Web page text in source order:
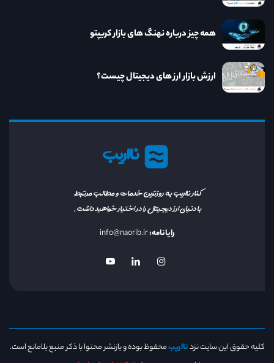
نااریب
کنار نااریب به روزترین خدمات و مطالب مرتبط
با دنیای ارز دیجیتال را در اختیار خواهید داشت.
رایانامه:info@naorib.ir
همه چیز درباره نهنگ های بازار کریپتو
ارزش بازار ارز های دیجیتال چیست؟
کلیه حقوق این سایت نزدنااریبمحفوظ بوده و بازنشر محتوا با ذکر منبع بلامانع است.